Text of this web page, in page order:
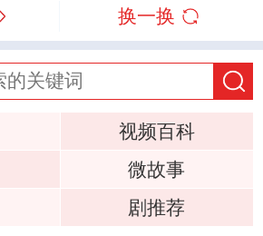
换一换
视频百科
微故事
剧推荐